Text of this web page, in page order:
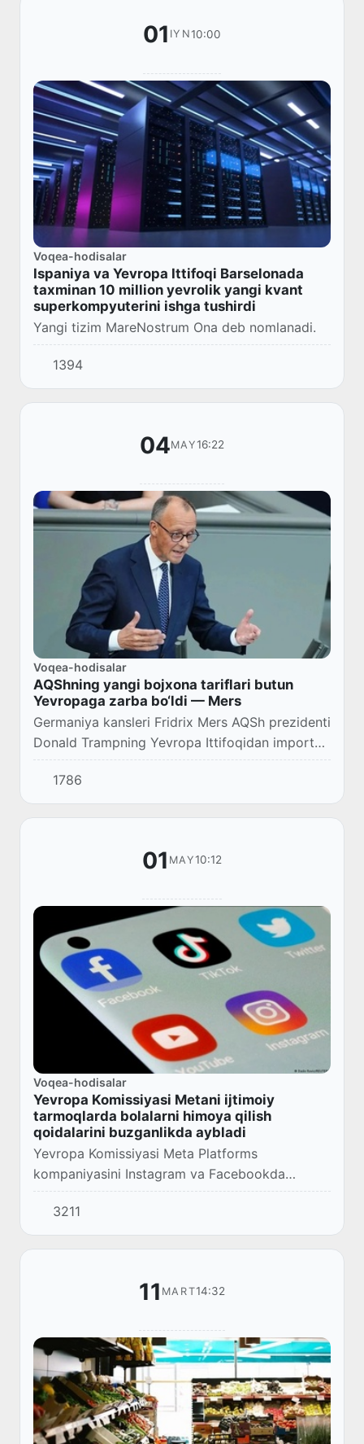
01 IYN10:00
Voqea-hodisalar
Ispaniya va Yevropa Ittifoqi Barselonada
taxminan 10 million yevrolik yangi kvant
superkompyuterini ishga tushirdi
Yangi tizim MareNostrum Ona ​​deb nomlanadi.
1394
04MAY16:22
Voqea-hodisalar
AQShning yangi bojxona tariflari butun
Yevropaga zarba bo‘ldi — Mers
Germaniya kansleri Fridrix Mers AQSh prezidenti
Donald Trampning Yevropa Ittifoqidan import
qilinadigan avtomobillarga bojxona tariflarini
joriy etish to‘g‘risidagi qarori butun Ye...
1786
01 MAY10:12
Voqea-hodisalar
Yevropa Komissiyasi Metani ijtimoiy
tarmoqlarda bolalarni himoya qilish
qoidalarini buzganlikda aybladi
Yevropa Komissiyasi Meta Platforms
kompaniyasini Instagram va Facebookda
bolalarni yetarli darajada himoya qilmaganlikda
aybladi.
3211
11 MART14:32